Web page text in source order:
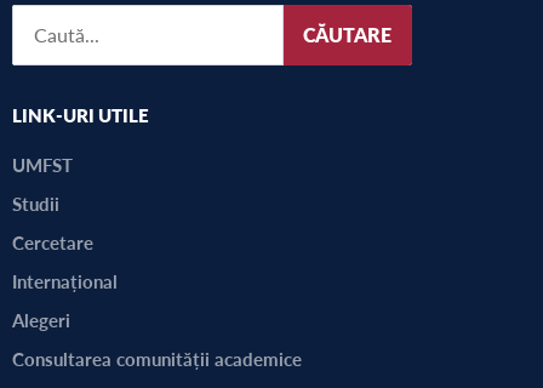
CĂUTARE
LINK-URI UTILE
UMFST
Studii
Cercetare
Internațional
Alegeri
Consultarea comunității academice